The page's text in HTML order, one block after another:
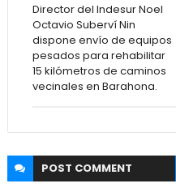
Director del Indesur Noel
Octavio Suberví Nin
dispone envío de equipos
pesados para rehabilitar
15 kilómetros de caminos
vecinales en Barahona.
POST COMMENT